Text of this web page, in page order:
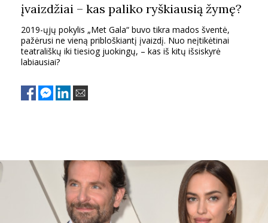
įvaizdžiai – kas paliko ryškiausią žymę?
2019-ųjų pokylis „Met Gala“ buvo tikra mados šventė,
pažėrusi ne vieną pribloškiantį įvaizdį. Nuo neįtikėtinai
teatrališkų iki tiesiog juokingų, – kas iš kitų išsiskyrė
labiausiai?